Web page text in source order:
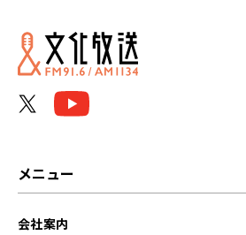
メニュー
会社案内